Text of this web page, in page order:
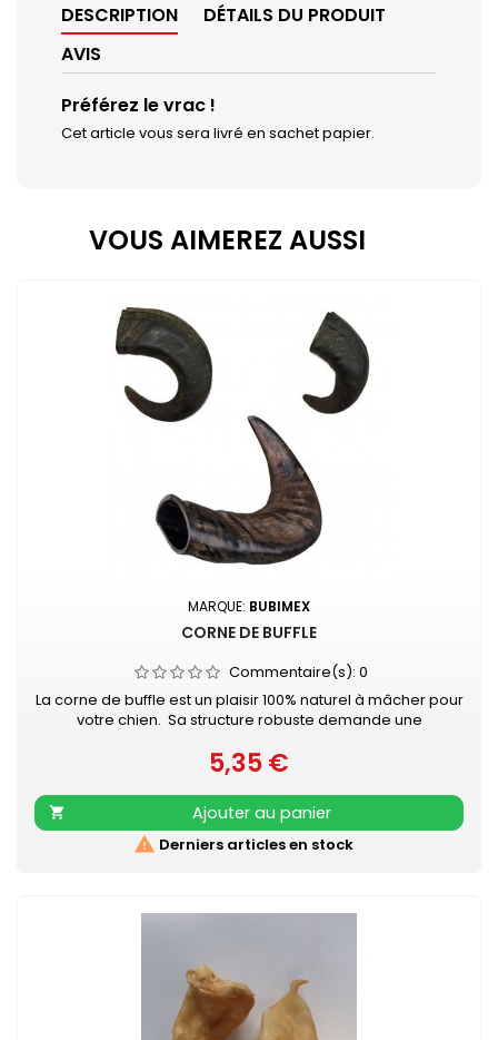
DESCRIPTION
DÉTAILS DU PRODUIT
AVIS
Préférez le vrac !
Cet article vous sera livré en sachet papier.
VOUS AIMEREZ AUSSI
MARQUE: BUBIMEX
CORNE DE BUFFLE
Commentaire(s): 0
La corne de buffle est un plaisir 100% naturel à mâcher pour
votre chien. Sa structure robuste demande une
nettoyage des dents peut aider à la prévention et à la
diminution de la plaque dentaire et du tartre. La corne de
buffle satisfait le besoin naturel de mastication des jeunes
chiens et même...
Prix
5,35 €

Ajouter au panier
 Derniers articles en stock